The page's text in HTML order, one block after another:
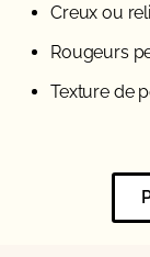
Creux ou
Rougeurs
Texture de